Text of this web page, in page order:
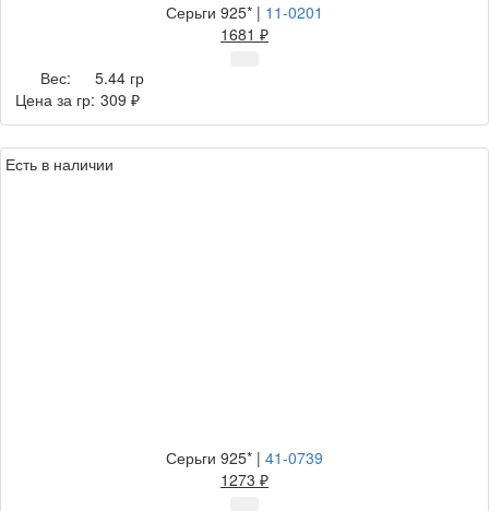
Серьги 925* | 11-0201
1681 ₽
Вес:
5.44 гр
Цена за гр: 309 ₽
Есть в наличии
Серьги 925* | 41-0739
1273 ₽